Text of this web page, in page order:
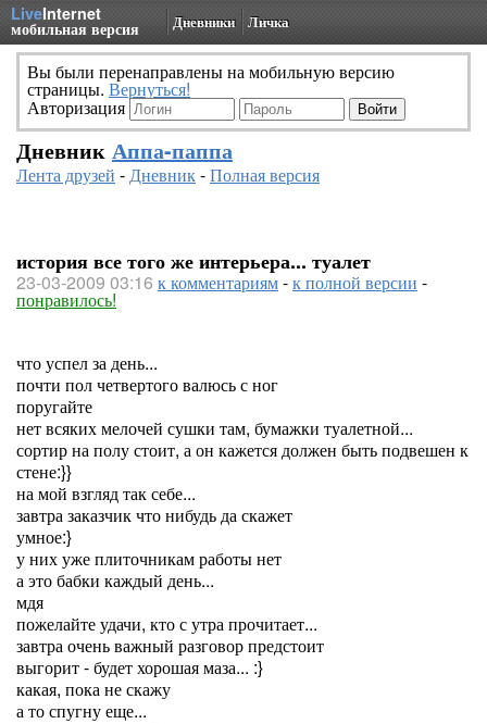
LiveInternet
мобильная версия Дневники Личка
Вы были перенаправлены на мобильную версию
страницы. Вернуться!
Авторизация
Дневник Аппа-паппа
Лента друзей -Дневник-Полная версия
история все того же интерьера... туалет
23-03-2009 03:16 к комментариям-к полной версии -
понравилось!
что успел за день...
почти пол четвертого валюсь с ног
поругайте
нет всяких мелочей сушки там, бумажки туалетной...
сортир на полу стоит, а он кажется должен быть подвешен к
стене:}}
на мой взгляд так себе...
завтра заказчик что нибудь да скажет
умное:}
у них уже плиточникам работы нет
а это бабки каждый день...
мдя
пожелайте удачи, кто с утра прочитает...
завтра очень важный разговор предстоит
выгорит - будет хорошая маза... :}
какая, пока не скажу
а то спугну еще...